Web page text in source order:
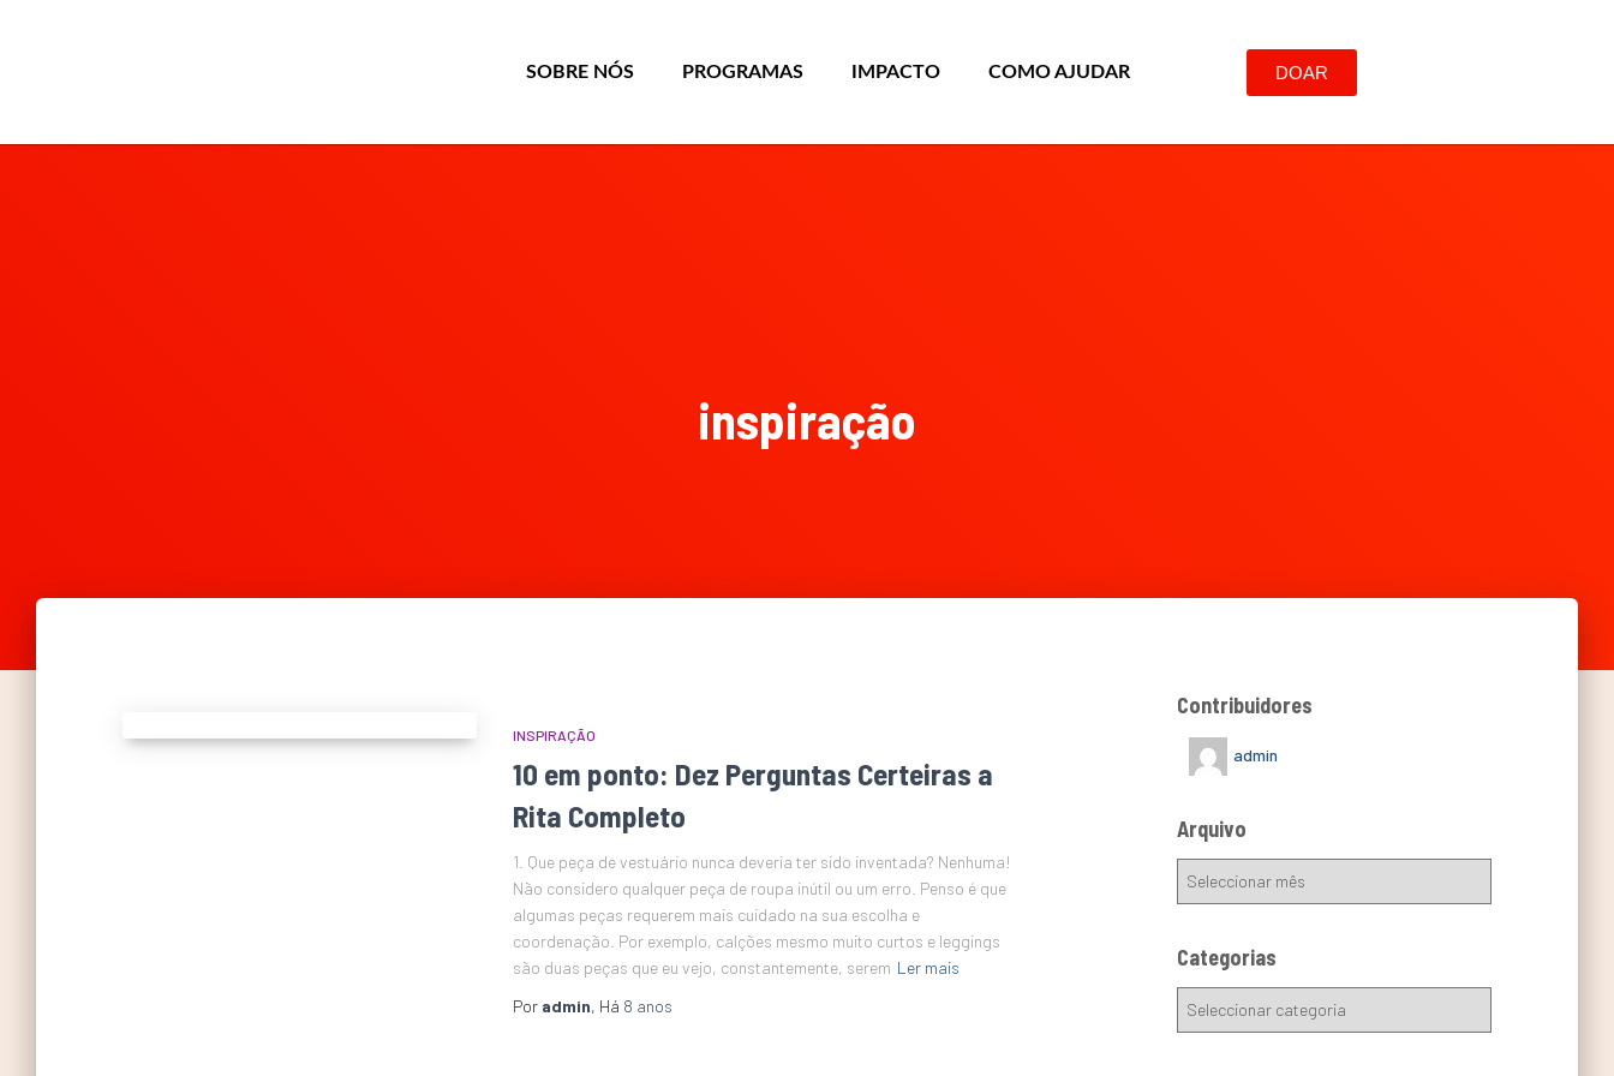
SOBRE NÓS PROGRAMAS IMPACTO COMO AJUDAR DOAR
inspiração
INSPIRAÇÃO
10 em ponto: Dez Perguntas Certeiras a
Rita Completo
1. Que peça de vestuário nunca deveria ter sido inventada? Nenhuma!
Não considero qualquer peça de roupa inútil ou um erro. Penso é que
algumas peças requerem mais cuidado na sua escolha e
coordenação. Por exemplo, calções mesmo muito curtos e leggings
são duas peças que eu vejo, constantemente, serem Ler mais
Por admin, Há 8 anos
Contribuidores
admin
Arquivo
Categorias